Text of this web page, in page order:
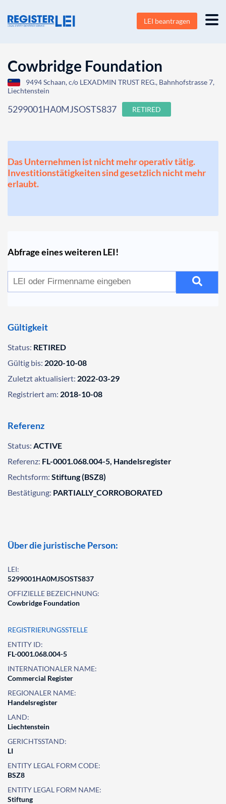
LEI beantragen
Cowbridge Foundation
9494 Schaan, c/o LEXADMIN TRUST REG., Bahnhofstrasse 7,
Liechtenstein
5299001HA0MJSOSTS837 RETIRED
Das Unternehmen ist nicht mehr operativ tätig.
Investitionstätigkeiten sind gesetzlich nicht mehr
erlaubt.
Abfrage eines weiteren LEI!
Gültigkeit
Status: RETIRED
Gültig bis: 2020-10-08
Zuletzt aktualisiert: 2022-03-29
Registriert am: 2018-10-08
Referenz
Status: ACTIVE
Referenz: FL-0001.068.004-5, Handelsregister
Rechtsform: Stiftung (BSZ8)
Bestätigung: PARTIALLY_CORROBORATED
Über die juristische Person:
LEI:
5299001HA0MJSOSTS837
OFFIZIELLE BEZEICHNUNG:
Cowbridge Foundation
REGISTRIERUNGSSTELLE
ENTITY ID:
FL-0001.068.004-5
INTERNATIONALER NAME:
Commercial Register
REGIONALER NAME:
Handelsregister
LAND:
Liechtenstein
GERICHTSSTAND:
LI
ENTITY LEGAL FORM CODE:
BSZ8
ENTITY LEGAL FORM NAME:
Stiftung